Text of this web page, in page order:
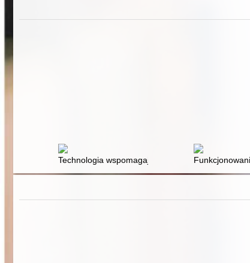
Technologia wspomagająca (AT) - szanse i